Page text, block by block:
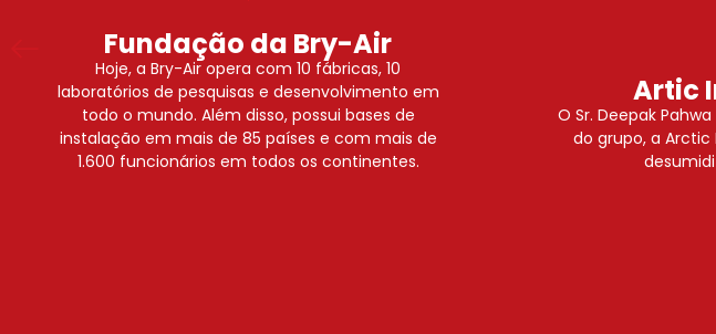
Artic India Sales
O Sr. Deepak Pahwa fundou a primeira empresa
do grupo, a Arctic India Sales, introduzindo a
desumidificação na Índia.
Bry-Air Inc., USA e
uma joint venture,